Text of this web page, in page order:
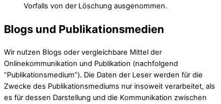
Vorfalls von der Löschung ausgenommen.
Blogs und Publikationsmedien
Wir nutzen Blogs oder vergleichbare Mittel der
Onlinekommunikation und Publikation (nachfolgend
“Publikationsmedium”). Die Daten der Leser werden für die
Zwecke des Publikationsmediums nur insoweit verarbeitet, als
es für dessen Darstellung und die Kommunikation zwischen